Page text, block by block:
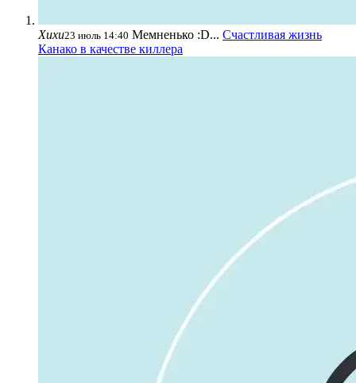
Хихи23 июль 14:40 Мемненько :D... Счастливая жизнь
Канако в качестве киллера